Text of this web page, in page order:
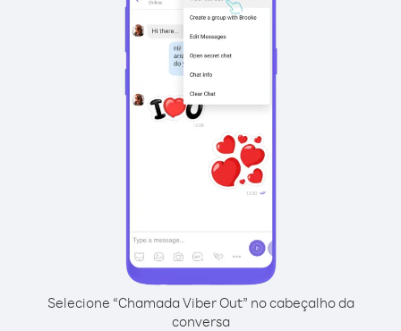
Selecione “Chamada Viber Out” no cabeçalho da
conversa